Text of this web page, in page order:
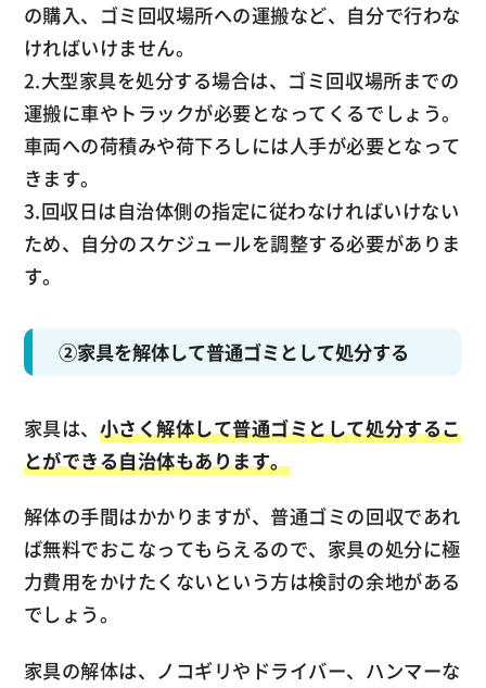
の購入、ゴミ回収場所への運搬など、自分で行わな
ければいけません。
2.大型家具を処分する場合は、ゴミ回収場所までの
運搬に車やトラックが必要となってくるでしょう。
車両への荷積みや荷下ろしには人手が必要となって
きます。
3.回収日は自治体側の指定に従わなければいけない
ため、自分のスケジュールを調整する必要がありま
す。
②家具を解体して普通ゴミとして処分する
家具は、 小さく解体して普通ゴミとして処分するこ
とができる自治体もあります。
解体の手間はかかりますが、普通ゴミの回収であれ
ば無料でおこなってもらえるので、家具の処分に極
力費用をかけたくないという方は検討の余地がある
でしょう。
家具の解体は、ノコギリやドライバー、ハンマーな